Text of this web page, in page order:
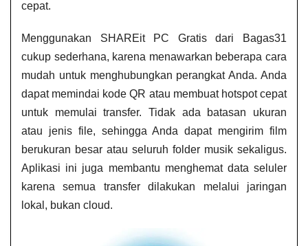
cepat.
Menggunakan SHAREit PC Gratis dari Bagas31
cukup sederhana, karena menawarkan beberapa cara
mudah untuk menghubungkan perangkat Anda. Anda
dapat memindai kode QR atau membuat hotspot cepat
untuk memulai transfer. Tidak ada batasan ukuran
atau jenis file, sehingga Anda dapat mengirim film
berukuran besar atau seluruh folder musik sekaligus.
Aplikasi ini juga membantu menghemat data seluler
karena semua transfer dilakukan melalui jaringan
lokal, bukan cloud.